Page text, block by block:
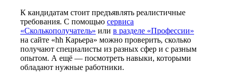
К кандидатам стоит предъявлять реалистичные
требования. С помощью сервиса
«Сколькополучатель» или в разделе «Профессии»
на сайте «hh Карьера» можно проверить, сколько
получают специалисты из разных сфер и с разным
опытом. А ещё — посмотреть навыки, которыми
обладают нужные работники.